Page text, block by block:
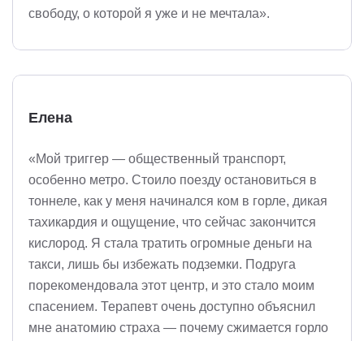
свободу, о которой я уже и не мечтала».
Елена
«Мой триггер — общественный транспорт,
особенно метро. Стоило поезду остановиться в
тоннеле, как у меня начинался ком в горле, дикая
тахикардия и ощущение, что сейчас закончится
кислород. Я стала тратить огромные деньги на
такси, лишь бы избежать подземки. Подруга
порекомендовала этот центр, и это стало моим
спасением. Терапевт очень доступно объяснил
мне анатомию страха — почему сжимается горло